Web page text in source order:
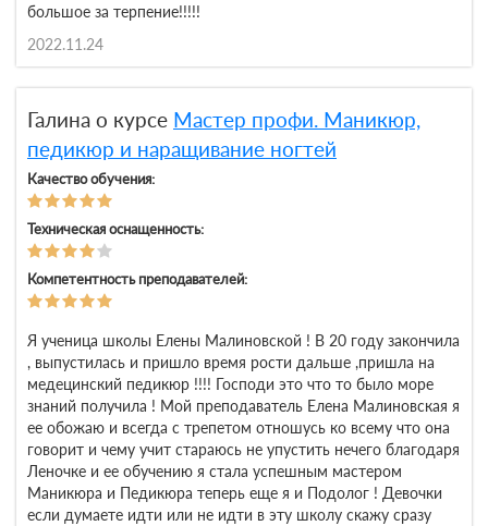
большое за терпение!!!!!
2022.11.24
Галина о курсе Мастер профи. Маникюр,
педикюр и наращивание ногтей
Качество обучения:
Техническая оснащенность:
Компетентность преподавателей:
Я ученица школы Елены Малиновской ! В 20 году закончила
, выпустилась и пришло время рости дальше ,пришла на
медецинский педикюр !!!! Господи это что то было море
знаний получила ! Мой преподаватель Елена Малиновская я
ее обожаю и всегда с трепетом отношусь ко всему что она
говорит и чему учит стараюсь не упустить нечего благодаря
Леночке и ее обучению я стала успешным мастером
Маникюра и Педикюра теперь еще я и Подолог ! Девочки
если думаете идти или не идти в эту школу скажу сразу